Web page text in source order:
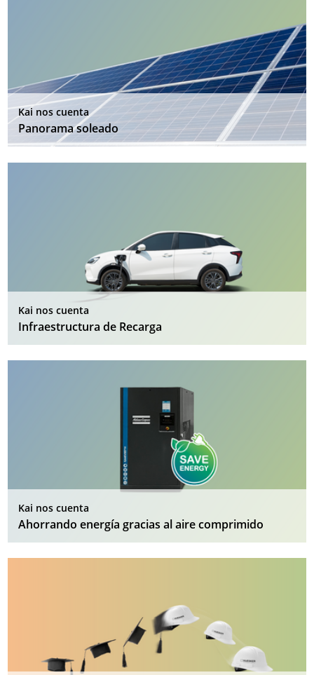
Kai nos cuenta
Panorama soleado
Kai nos cuenta
Infraestructura de Recarga
Kai nos cuenta
Ahorrando energía gracias al aire comprimido